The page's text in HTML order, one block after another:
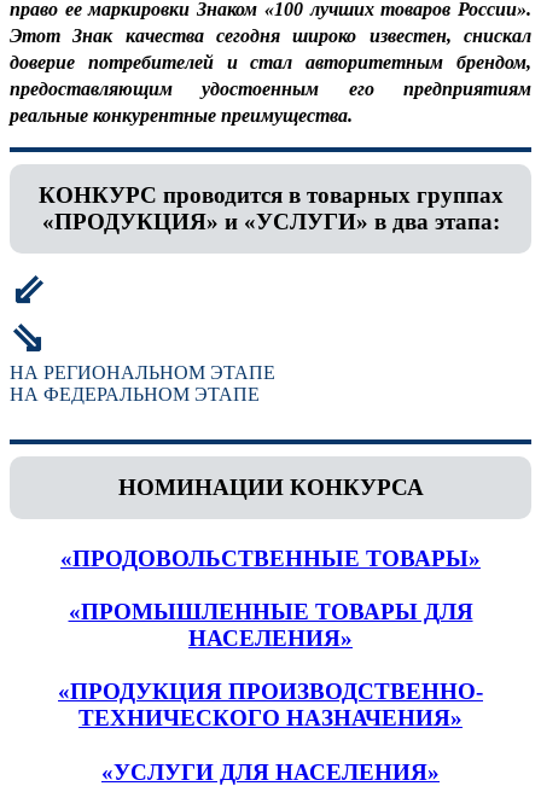
право ее маркировки Знаком «100 лучших товаров России».
Этот Знак качества сегодня широко известен, снискал
доверие потребителей и стал авторитетным брендом,
предоставляющим удостоенным его предприятиям
реальные конкурентные преимущества.
КОНКУРС проводится в товарных группах
«ПРОДУКЦИЯ» и «УСЛУГИ» в два этапа:
⇙
⇘
НА РЕГИОНАЛЬНОМ ЭТАПЕ
НА ФЕДЕРАЛЬНОМ ЭТАПЕ
НОМИНАЦИИ КОНКУРСА
«ПРОДОВОЛЬСТВЕННЫЕ ТОВАРЫ»
«ПРОМЫШЛЕННЫЕ ТОВАРЫ ДЛЯ
НАСЕЛЕНИЯ»
«ПРОДУКЦИЯ ПРОИЗВОДСТВЕННО-
ТЕХНИЧЕСКОГО НАЗНАЧЕНИЯ»
«УСЛУГИ ДЛЯ НАСЕЛЕНИЯ»